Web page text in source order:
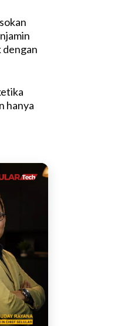
dengan
hanya